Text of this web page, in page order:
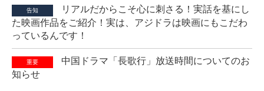
告知
リアルだからこそ心に刺さる！実話を基にし
た映画作品をご紹介！実は、アジドラは映画にもこだわ
っているんです！
重要
中国ドラマ「長歌行」放送時間についてのお
知らせ